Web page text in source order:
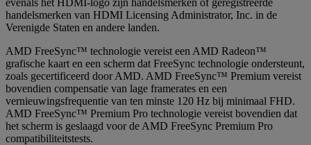
handelsmerken van HDMI Licensing Administrator, Inc. in de
Verenigde Staten en andere landen.
AMD FreeSync™ technologie vereist een AMD Radeon™
grafische kaart en een scherm dat FreeSync technologie ondersteunt,
zoals gecertificeerd door AMD. AMD FreeSync™ Premium vereist
bovendien compensatie van lage framerates en een
vernieuwingsfrequentie van ten minste 120 Hz bij minimaal FHD.
AMD FreeSync™ Premium Pro technologie vereist bovendien dat
het scherm is geslaagd voor de AMD FreeSync Premium Pro
compatibiliteitstests.